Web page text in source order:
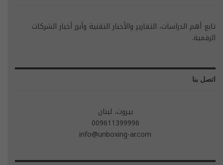
تابع أهم الدراسات، التقارير والأخبار التقنية وأبرز أخبار الشركات
الرقمية.
اتصل بنا
بيروت، لبنان
009611399996
info@unboxing-ar.com